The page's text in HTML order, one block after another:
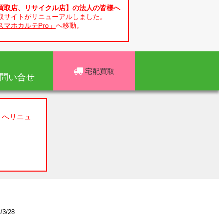
取店、リサイクル店】の法人の皆様へ
サイトがリニューアルしました。
マホカルテPro」 へ移動。
い合せ 宅配買取
リニュ
3/28